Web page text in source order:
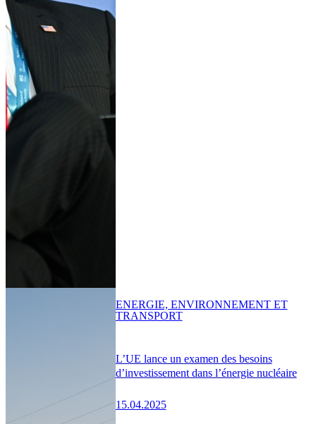
L’UE lance un examen des besoins
d’investissement dans l’énergie nucléaire
15.04.2025
ENERGIE, ENVIRONNEMENT ET
TRANSPORT